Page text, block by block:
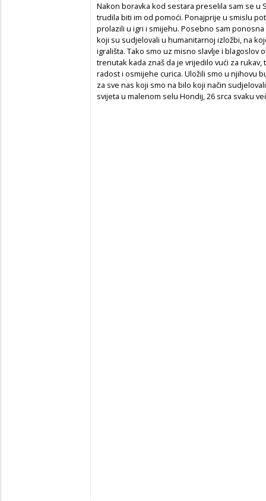
Nakon boravka kod sestara preselila sam se u
trudila biti im od pomoći. Ponajprije u smislu
prolazili u igri i smijehu. Posebno sam
koji su sudjelovali u humanitarnoj izložbi, na
igrališta. Tako smo uz misno slavlje i blagoslov
trenutak kada znaš da je vrijedilo vući za
radost i osmijehe curica. Uložili smo u njihovu
za sve nas koji smo na bilo koji način
svijeta u malenom selu Hondij, 26 srca svaku